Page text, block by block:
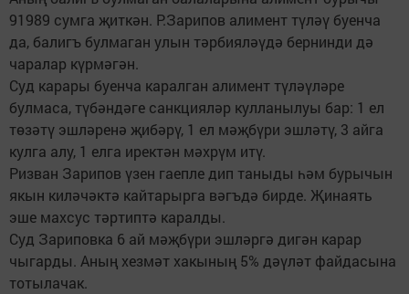
91989 сумга җиткән. Р.Зарипов алимент түләү буенча
да, балигъ булмаган улын тәрбияләүдә бернинди дә
чаралар күрмәгән.
Суд карары буенча каралган алимент түләүләре
булмаса, түбәндәге санкцияләр кулланылуы бар: 1 ел
төзәтү эшләренә җибәрү, 1 ел мәҗбүри эшләтү, 3 айга
кулга алу, 1 елга иректән мәхрүм итү.
Ризван Зарипов үзен гаепле дип таныды һәм бурычын
якын киләчәктә кайтарырга вәгъдә бирде. Җинаять
эше махсус тәртиптә каралды.
Суд Зариповка 6 ай мәҗбүри эшләргә дигән карар
чыгарды. Аның хезмәт хакының 5% дәүләт файдасына
тотылачак.